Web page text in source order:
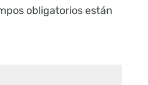
obligatorios están